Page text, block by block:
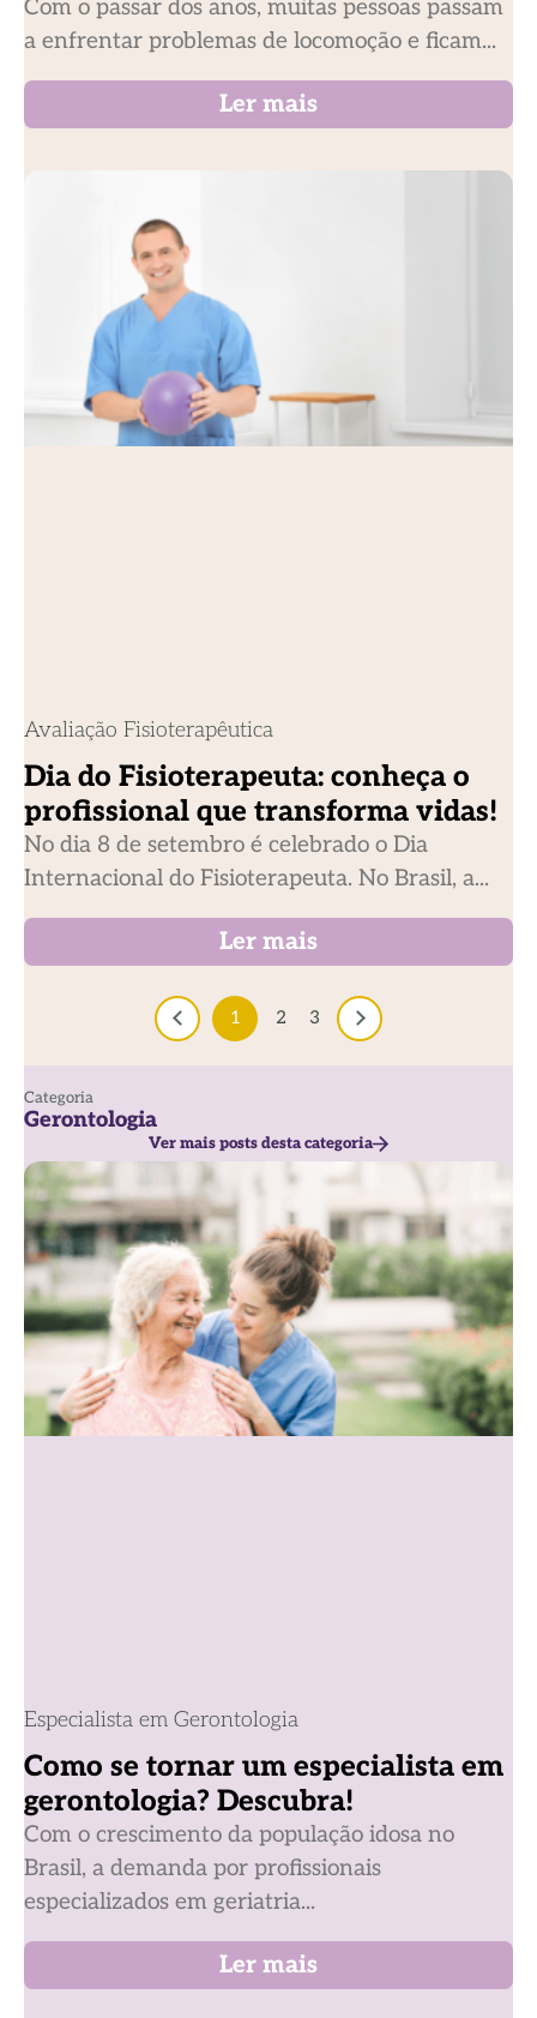
Com o passar dos anos, muitas pessoas passam
a enfrentar problemas de locomoção e ficam...
Ler mais
Avaliação Fisioterapêutica
Dia do Fisioterapeuta: conheça o
profissional que transforma vidas!
No dia 8 de setembro é celebrado o Dia
Internacional do Fisioterapeuta. No Brasil, a...
Ler mais
1 2 3
Categoria
Gerontologia
Ver mais posts desta categoria
Especialista em Gerontologia
Como se tornar um especialista em
gerontologia? Descubra!
Com o crescimento da população idosa no
Brasil, a demanda por profissionais
especializados em geriatria...
Ler mais